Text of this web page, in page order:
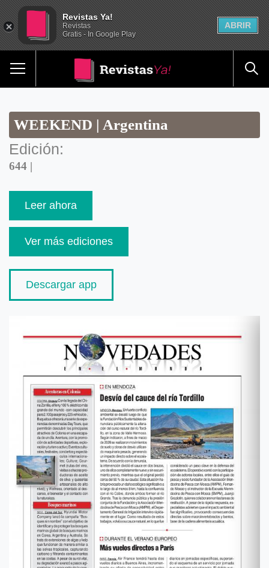
WEEKEND | Argentina
Edición:
644 |
Leer ahora
Ver más ediciones
Descargar app
Revistas Ya!
Revistas
Gratis - In Google Play
ABRIR